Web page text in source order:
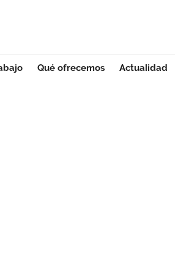
Qué ofrecemos Actualidad